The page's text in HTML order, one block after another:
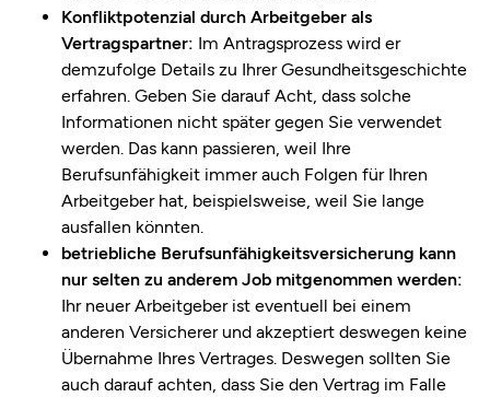
Konfliktpotenzial durch Arbeitgeber als
Vertragspartner: Im Antragsprozess wird er
demzufolge Details zu Ihrer Gesundheitsgeschichte
erfahren. Geben Sie darauf Acht, dass solche
Informationen nicht später gegen Sie verwendet
werden. Das kann passieren, weil Ihre
Berufsunfähigkeit immer auch Folgen für Ihren
Arbeitgeber hat, beispielsweise, weil Sie lange
ausfallen könnten.
betriebliche Berufsunfähigkeitsversicherung kann
nur selten zu anderem Job mitgenommen werden:
Ihr neuer Arbeitgeber ist eventuell bei einem
anderen Versicherer und akzeptiert deswegen keine
Übernahme Ihres Vertrages. Deswegen sollten Sie
auch darauf achten, dass Sie den Vertrag im Falle